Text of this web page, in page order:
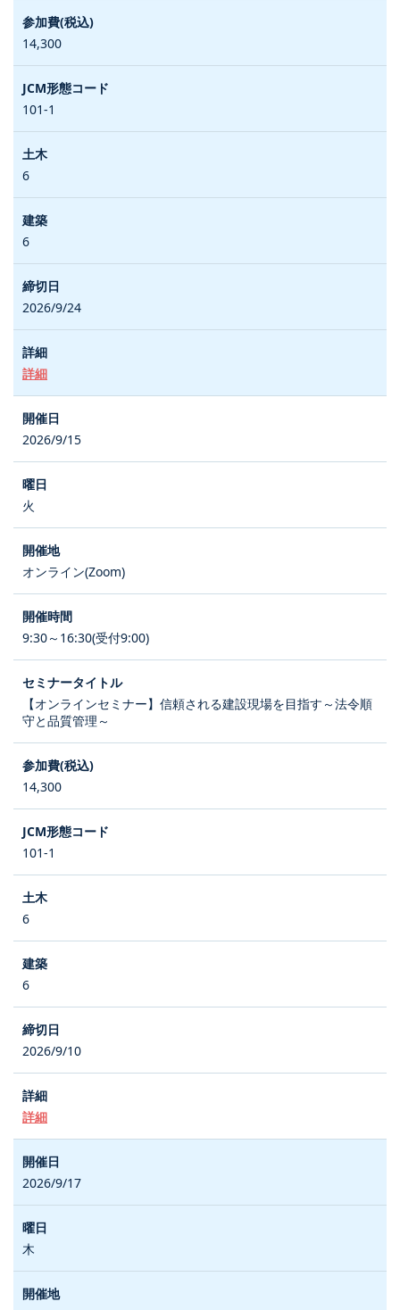
14,300
101-1
6
6
2026/9/24
詳細
2026/9/15
火
オンライン(Zoom)
9:30～16:30(受付9:00)
【オンラインセミナー】信頼される建設現場を目指す～法令順
守と品質管理～
14,300
101-1
6
6
2026/9/10
詳細
2026/9/17
木